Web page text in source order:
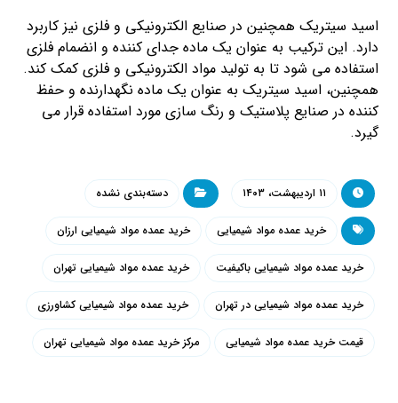
اسید سیتریک همچنین در صنایع الکترونیکی و فلزی نیز کاربرد
دارد. این ترکیب به عنوان یک ماده جدای کننده و انضمام فلزی
استفاده می شود تا به تولید مواد الکترونیکی و فلزی کمک کند.
همچنین، اسید سیتریک به عنوان یک ماده نگهدارنده و حفظ
کننده در صنایع پلاستیک و رنگ سازی مورد استفاده قرار می
گیرد.
۱۱ اردیبهشت، ۱۴۰۳ دسته‌بندی نشده
خرید عمده مواد شیمیایی خرید عمده مواد شیمیایی ارزان
خرید عمده مواد شیمیایی باکیفیت خرید عمده مواد شیمیایی تهران
خرید عمده مواد شیمیایی در تهران خرید عمده مواد شیمیایی کشاورزی
قیمت خرید عمده مواد شیمیایی مرکز خرید عمده مواد شیمیایی تهران